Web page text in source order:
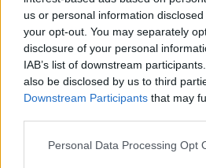
us or personal information
your opt-out. You may separately
disclosure of your personal
IAB’s list of downstream
also be disclosed by us to third
Downstream Participants that may
Personal Data Processing Opt